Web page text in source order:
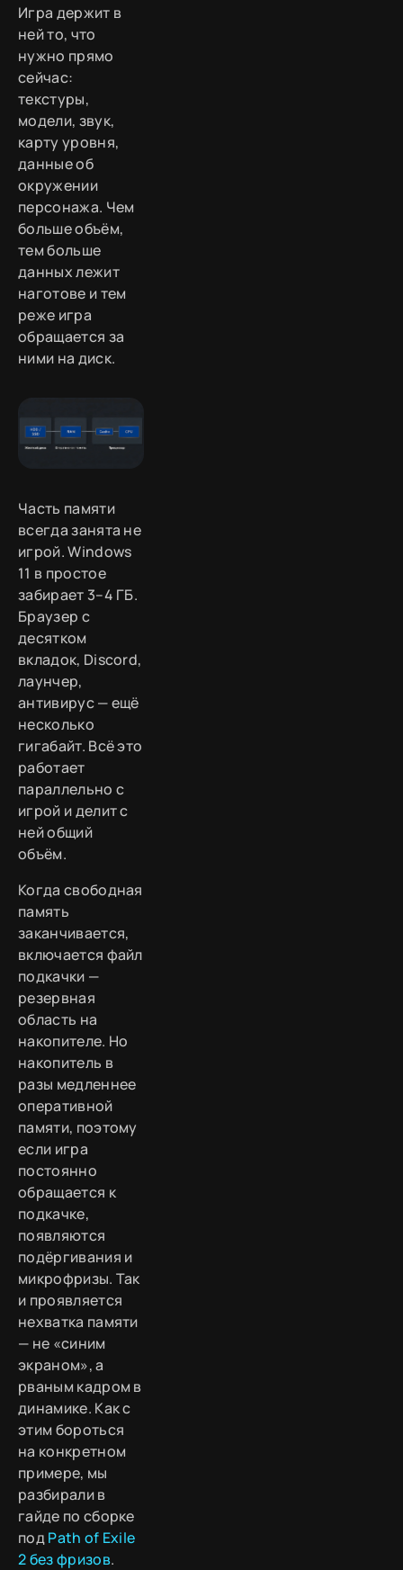
Игра держит в
ней то, что
нужно прямо
сейчас:
текстуры,
модели, звук,
карту уровня,
данные об
окружении
персонажа. Чем
больше объём,
тем больше
данных лежит
наготове и тем
реже игра
обращается за
ними на диск.
Часть памяти
всегда занята не
игрой. Windows
11 в простое
забирает 3–4 ГБ.
Браузер с
десятком
вкладок, Discord,
лаунчер,
антивирус — ещё
несколько
гигабайт. Всё это
работает
параллельно с
игрой и делит с
ней общий
объём.
Когда свободная
память
заканчивается,
включается файл
подкачки —
резервная
область на
накопителе. Но
накопитель в
разы медленнее
оперативной
памяти, поэтому
если игра
постоянно
обращается к
подкачке,
появляются
подёргивания и
микрофризы. Так
и проявляется
нехватка памяти
— не «синим
экраном», а
рваным кадром в
динамике. Как с
этим бороться
на конкретном
примере, мы
разбирали в
гайде по сборке
подPath of Exile
2 без фризов.